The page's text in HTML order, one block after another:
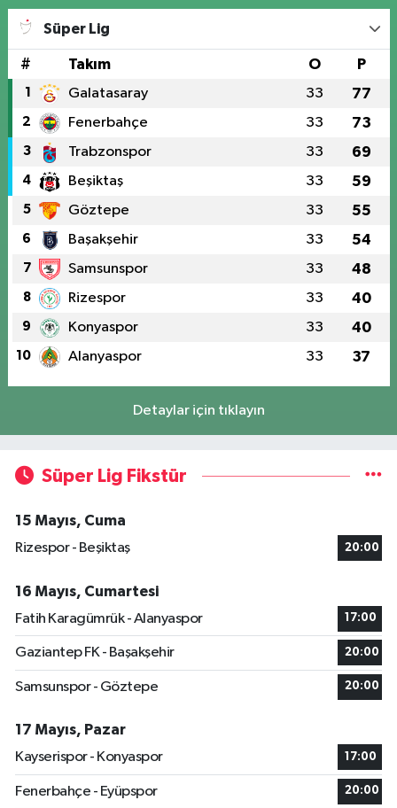
Süper Lig
# Takım O P
1 Galatasaray 33 77
2 Fenerbahçe 33 73
3 Trabzonspor 33 69
4 Beşiktaş 33 59
5 Göztepe 33 55
6 Başakşehir 33 54
7 Samsunspor 33 48
8 Rizespor 33 40
9 Konyaspor 33 40
10 Alanyaspor 33 37
Detaylar için tıklayın
Süper Lig Fikstür
15 Mayıs, Cuma
Rizespor - Beşiktaş
20:00
16 Mayıs, Cumartesi
Fatih Karagümrük - Alanyaspor
17:00
Gaziantep FK - Başakşehir 20:00
Samsunspor - Göztepe 20:00
17 Mayıs, Pazar
Kayserispor - Konyaspor
17:00
Fenerbahçe - Eyüpspor 20:00